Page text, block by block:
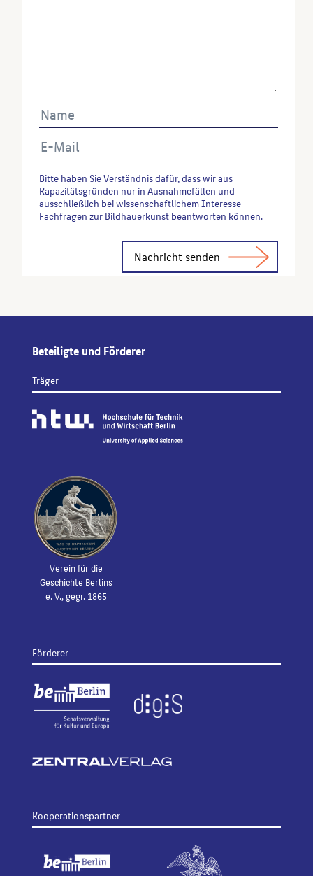
Bitte haben Sie Verständnis dafür, dass wir aus
Kapazitätsgründen nur in Ausnahmefällen und
ausschließlich bei wissenschaftlichem Interesse
Fachfragen zur Bildhauerkunst beantworten können.
Beteiligte und Förderer
Träger
Verein für die
Geschichte Berlins
e. V., gegr. 1865
Förderer
Kooperationspartner